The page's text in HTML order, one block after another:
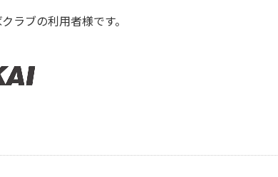
ラブの利用者様です。